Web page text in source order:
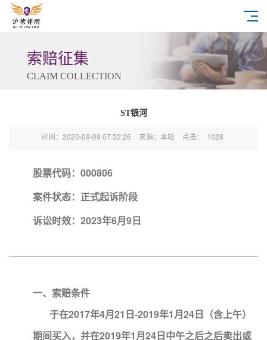
索赔征集
CLAIM COLLECTION
ST银河
时间：2020-09-09 07:32:26 来源：本站 点击： 1028
股票代码：000806
案件状态：正式起诉阶段
诉讼时效：2023年6月9日
一、索赔条件
于在2017年4月21日-2019年1月24日（含上午）
期间买入，并在2019年1月24日中午之后之后卖出或